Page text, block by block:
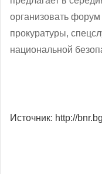
организовать
прокуратуры,
национальной
Источник: http://